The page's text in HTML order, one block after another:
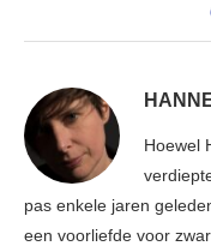
Hoewel
pas enkele jaren
een voorliefde voor